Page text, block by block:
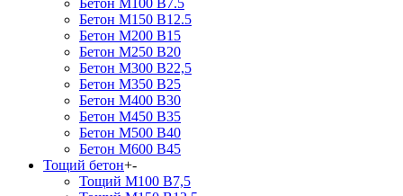
Бетон М100 В7.5
Бетон М150 В12.5
Бетон М200 В15
Бетон М250 В20
Бетон М300 В22,5
Бетон М350 В25
Бетон М400 В30
Бетон М450 В35
Бетон М500 В40
Бетон М600 В45
Тощий бетон+-
Тощий М100 В7,5